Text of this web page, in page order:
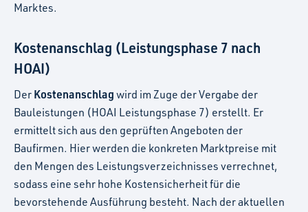
Marktes.
Kostenanschlag (Leistungsphase 7 nach
HOAI)
Der Kostenanschlag wird im Zuge der Vergabe der
Bauleistungen (HOAI Leistungsphase 7) erstellt. Er
ermittelt sich aus den geprüften Angeboten der
Baufirmen. Hier werden die konkreten Marktpreise mit
den Mengen des Leistungsverzeichnisses verrechnet,
sodass eine sehr hohe Kostensicherheit für die
bevorstehende Ausführung besteht. Nach der aktuellen